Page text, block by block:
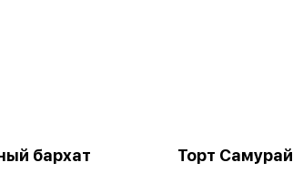
бархат Торт Самурай